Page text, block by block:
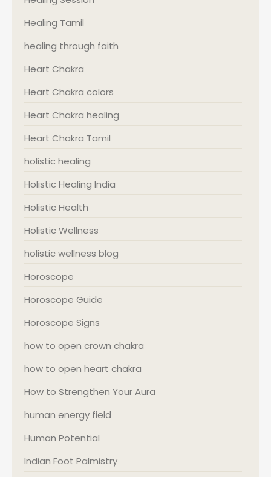
Healing Tamil
healing through faith
Heart Chakra
Heart Chakra colors
Heart Chakra healing
Heart Chakra Tamil
holistic healing
Holistic Healing India
Holistic Health
Holistic Wellness
holistic wellness blog
Horoscope
Horoscope Guide
Horoscope Signs
how to open crown chakra
how to open heart chakra
How to Strengthen Your Aura
human energy field
Human Potential
Indian Foot Palmistry